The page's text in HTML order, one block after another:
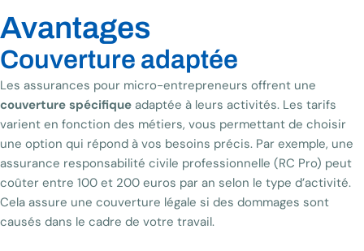
Avantages
Couverture adaptée
Les assurances pour micro-entrepreneurs offrent une
couverture spécifique adaptée à leurs activités. Les tarifs
varient en fonction des métiers, vous permettant de choisir
une option qui répond à vos besoins précis. Par exemple, une
assurance responsabilité civile professionnelle (RC Pro) peut
coûter entre 100 et 200 euros par an selon le type d’activité.
Cela assure une couverture légale si des dommages sont
causés dans le cadre de votre travail.